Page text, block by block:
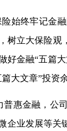
险始终牢记金
树立大保险观
好金融“五篇
大文章”投资
普惠金融，公
企业发展等关